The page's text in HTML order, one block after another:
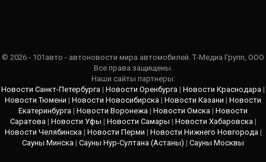
© 2026 - 101авто - автоновости мира автомобилей. Т-Медиа Групп, ООО
Все права защищены.
Наши сайты партнеры:
Новости Санкт-Петербурга | Новости Оренбурга | Новости Краснодара |
Новости Тюмени | Новости Новосибирска | Новости Казани | Новости
Екатеринбурга | Новости Воронежа | Новости Омска | Новости
Саратова| Новости Уфы | Новости Самары | Новости Хабаровска|
Новости Челябинска| Новости Перми | Новости Нижнего Новгорода|
Сауны Минска | Сауны Нур-Султана (Астаны) | Сауны Москвы